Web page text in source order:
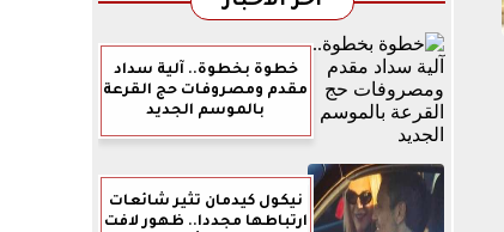
خطوة بخطوة.. آلية سداد
مقدم ومصروفات حج القرعة
بالموسم الجديد
نيكول كيدمان تثير شائعات
ارتباطها مجددا.. ظهور لافت